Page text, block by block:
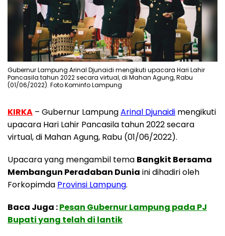
Gubernur Lampung Arinal Djunaidi mengikuti upacara Hari Lahir
Pancasila tahun 2022 secara virtual, di Mahan Agung, Rabu
(01/06/2022). Foto Kominfo Lampung
KIRKA – Gubernur LampungArinal Djunaidi mengikuti
upacara Hari Lahir Pancasila tahun 2022 secara
virtual, di Mahan Agung, Rabu (01/06/2022).
Upacara yang mengambil tema Bangkit Bersama
Membangun Peradaban Dunia ini dihadiri oleh
Forkopimda Provinsi Lampung.
Baca Juga :Pesan Gubernur Lampung pada PJ
Bupati yang telah di lantik